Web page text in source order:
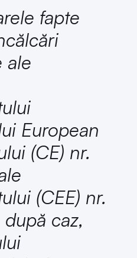
fapte
ale
European
(CE) nr.
(CEE) nr.
caz,